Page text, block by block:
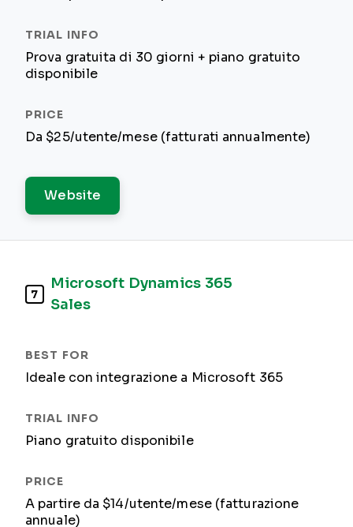
Prova gratuita di 30 giorni + piano gratuito
disponibile
Da $25/utente/mese (fatturati annualmente)
Website
7
Microsoft Dynamics 365
Sales
Ideale con integrazione a Microsoft 365
Piano gratuito disponibile
A partire da $14/utente/mese (fatturazione
annuale)